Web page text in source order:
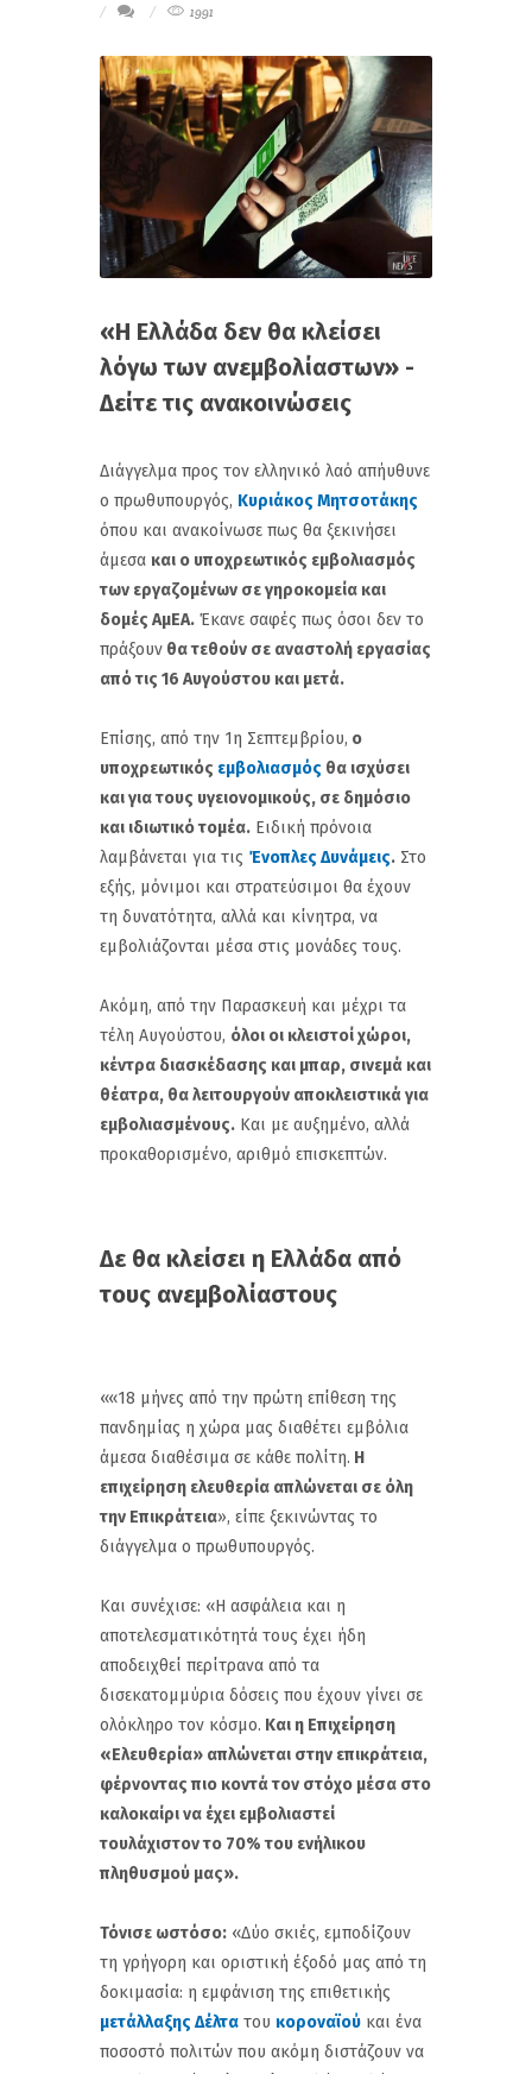
1991
«Η Ελλάδα δεν θα κλείσει
λόγω των ανεμβολίαστων» -
Δείτε τις ανακοινώσεις
Διάγγελμα προς τον ελληνικό λαό απήυθυνε
ο πρωθυπουργός, Κυριάκος Μητσοτάκης
όπου και ανακοίνωσε πως θα ξεκινήσει
άμεσα και ο υποχρεωτικός εμβολιασμός
των εργαζομένων σε γηροκομεία και
δομές ΑμΕΑ. Έκανε σαφές πως όσοι δεν το
πράξουν θα τεθούν σε αναστολή εργασίας
από τις 16 Αυγούστου και μετά.
Επίσης, από την 1η Σεπτεμβρίου, ο
υποχρεωτικός εμβολιασμός θα ισχύσει
και για τους υγειονομικούς, σε δημόσιο
και ιδιωτικό τομέα. Ειδική πρόνοια
λαμβάνεται για τις Ένοπλες Δυνάμεις. Στο
εξής, μόνιμοι και στρατεύσιμοι θα έχουν
τη δυνατότητα, αλλά και κίνητρα, να
εμβολιάζονται μέσα στις μονάδες τους.
Ακόμη, από την Παρασκευή και μέχρι τα
τέλη Αυγούστου, όλοι οι κλειστοί χώροι,
κέντρα διασκέδασης και μπαρ, σινεμά και
θέατρα, θα λειτουργούν αποκλειστικά για
εμβολιασμένους. Και με αυξημένο, αλλά
προκαθορισμένο, αριθμό επισκεπτών.
Δε θα κλείσει η Ελλάδα από
τους ανεμβολίαστους
««18 μήνες από την πρώτη επίθεση της
πανδημίας η χώρα μας διαθέτει εμβόλια
άμεσα διαθέσιμα σε κάθε πολίτη. Η
επιχείρηση ελευθερία απλώνεται σε όλη
την Επικράτεια», είπε ξεκινώντας το
διάγγελμα ο πρωθυπουργός.
Και συνέχισε: «Η ασφάλεια και η
αποτελεσματικότητά τους έχει ήδη
αποδειχθεί περίτρανα από τα
δισεκατομμύρια δόσεις που έχουν γίνει σε
ολόκληρο τον κόσμο. Και η Επιχείρηση
«Ελευθερία» απλώνεται στην επικράτεια,
φέρνοντας πιο κοντά τον στόχο μέσα στο
καλοκαίρι να έχει εμβολιαστεί
τουλάχιστον το 70% του ενήλικου
πληθυσμού μας».
Τόνισε ωστόσο: «Δύο σκιές, εμποδίζουν
τη γρήγορη και οριστική έξοδό μας από τη
δοκιμασία: η εμφάνιση της επιθετικής
μετάλλαξης Δέλτα του κοροναϊού και ένα
ποσοστό πολιτών που ακόμη διστάζουν να